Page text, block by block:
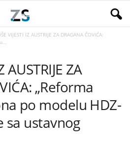
VIJESTI IZ AUSTRIJE ZA DRAGANA ČOVIĆA:
AUSTRIJE ZA
„Reforma
po modelu HDZ-
sa ustavnog